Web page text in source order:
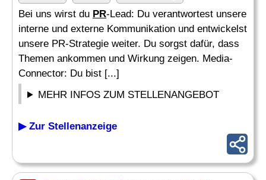
Bei uns wirst du PR-Lead: Du verantwortest unsere
interne und externe Kommunikation und entwickelst
unsere PR-Strategie weiter. Du sorgst dafür, dass
Themen ankommen und Wirkung zeigen. Media-
Connector: Du bist [...]
MEHR INFOS ZUM STELLENANGEBOT
▶ Zur Stellenanzeige